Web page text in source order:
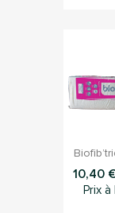

10,40
Prix